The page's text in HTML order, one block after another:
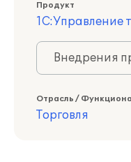
Продукт
1С:Управление
Внедрения
Отрасль /
Торговля